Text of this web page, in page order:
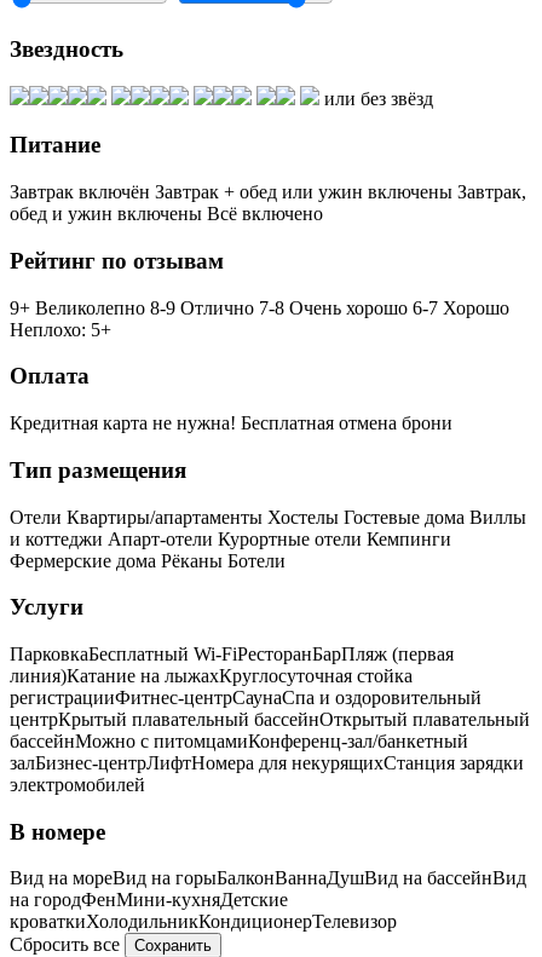
Звездность
или без звёзд
Питание
Завтрак включён Завтрак + обед или ужин включены Завтрак,
обед и ужин включены Всё включено
Рейтинг по отзывам
9+ Великолепно 8-9 Отлично 7-8 Очень хорошо 6-7 Хорошо
Неплохо: 5+
Оплата
Кредитная карта не нужна! Бесплатная отмена брони
Тип размещения
Отели Квартиры/апартаменты Хостелы Гостевые дома Виллы
и коттеджи Апарт-отели Курортные отели Кемпинги
Фермерские дома Рёканы Ботели
Услуги
ПарковкаБесплатный Wi-FiРесторанБарПляж (первая
линия)Катание на лыжахКруглосуточная стойка
регистрацииФитнес-центрСаунаСпа и оздоровительный
центрКрытый плавательный бассейнОткрытый плавательный
бассейнМожно с питомцамиКонференц-зал/банкетный
залБизнес-центрЛифтНомера для некурящихCтанция зарядки
электромобилей
В номере
Вид на мореВид на горыБалконВаннаДушВид на бассейнВид
на городФенМини-кухняДетские
кроваткиХолодильникКондиционерТелевизор
Сбросить все
Сохранить